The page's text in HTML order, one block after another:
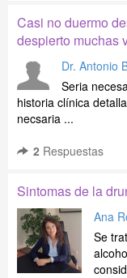
Casi no duermo
despierto muchas
Dr. Antonio
Seria
historia clínica
necsaria ...
2 Respuestas
Sintomas de la
Ana
Se